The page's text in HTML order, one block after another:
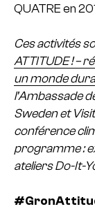
QUATRE en
Ces activités
ATTITUDE ! –
un monde
l’Ambassade
Sweden et
conférence
programme :
ateliers Do-It-